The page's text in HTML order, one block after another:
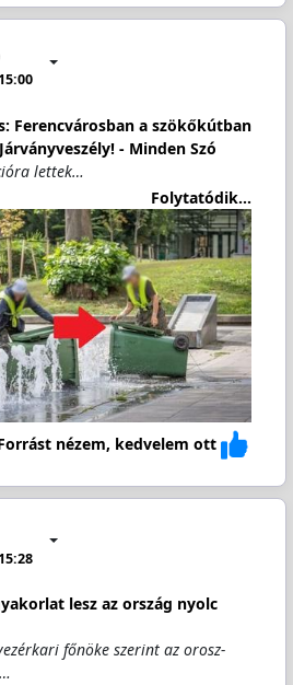
Ferencvárosban a szökőkútban
- Minden Szó
lettek…
Folytatódik...
nézem, kedvelem ott
lesz az ország nyolc
főnöke szerint az orosz-